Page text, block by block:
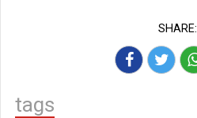
SHARE:
tags